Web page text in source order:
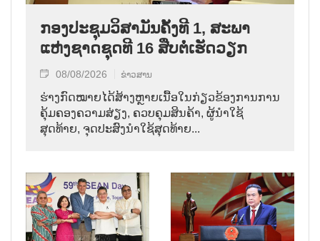
ກອງປະຊຸມວິສາມັນຄັ້ງທີ 1, ສະພາ
ແຫ່ງຊາດຊຸດທີ 16 ສືບຕໍ່ເຮັດວຽກ
08/08/2026 ຂ່າວສານ
ຮ່າງກົດໝາຍໄດ້ສ້າງຫຼາຍເນື້ອໃນກ່ຽວຂ້ອງການການ
ຄຸ້ມຄອງຄວາມສ່ຽງ, ຄວບຄຸມສິນຄ້າ, ຜູ້ນຳໃຊ້
ສຸດທ້າຍ, ຈຸດປະສົງນຳໃຊ້ສຸດທ້າຍ...